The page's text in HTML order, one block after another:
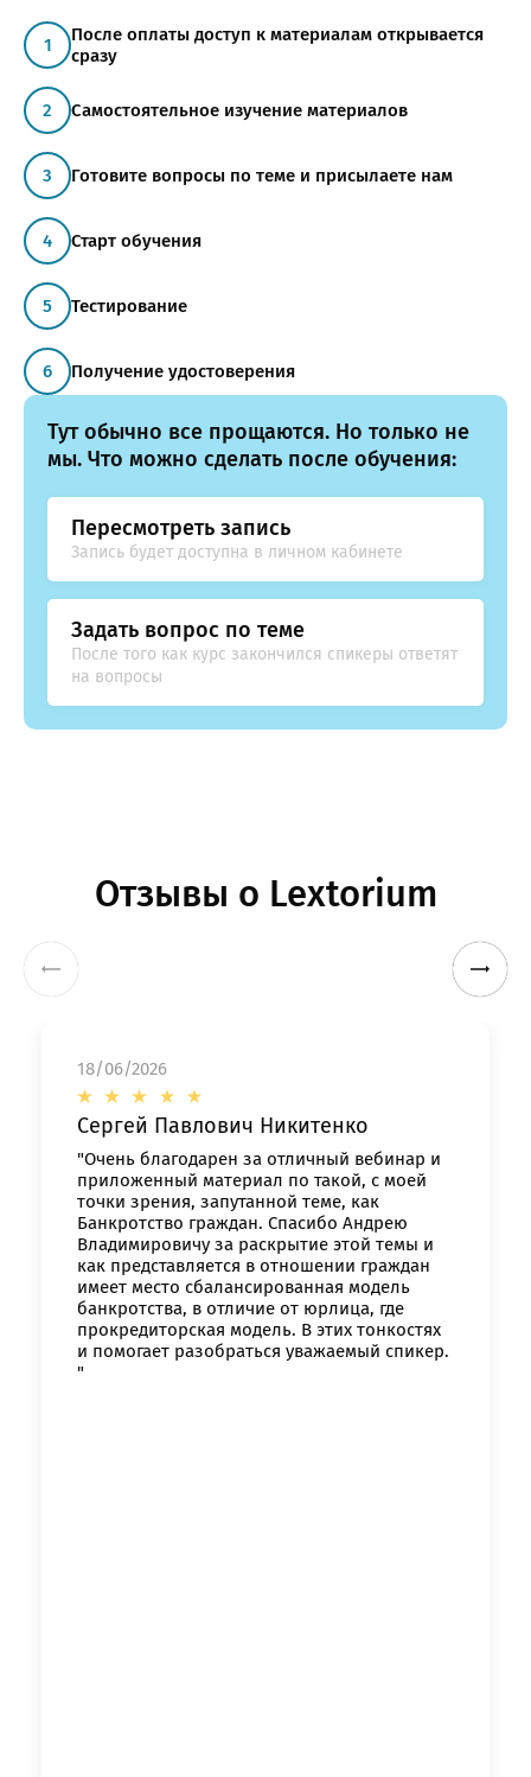
После оплаты доступ к материалам открывается
сразу
Самостоятельное изучение материалов
Готовите вопросы по теме и присылаете нам
Старт обучения
Тестирование
Получение удостоверения
Тут обычно все прощаются. Но только не
мы. Что можно сделать после обучения:
Пересмотреть запись
Запись будет доступна в личном кабинете
Задать вопрос по теме
После того как курс закончился спикеры ответят
на вопросы
Отзывы о Lextorium
18/06/2026
Сергей Павлович Никитенко
"Очень благодарен за отличный вебинар и
приложенный материал по такой, с моей
точки зрения, запутанной теме, как
Банкротство граждан. Спасибо Андрею
Владимировичу за раскрытие этой темы и
как представляется в отношении граждан
имеет место сбалансированная модель
банкротства, в отличие от юрлица, где
прокредиторская модель. В этих тонкостях
и помогает разобраться уважаемый спикер.
"
на курс